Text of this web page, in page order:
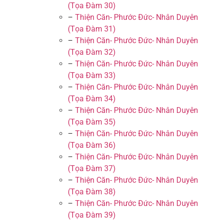
(Tọa Đàm 30)
– Thiện Căn- Phước Đức- Nhân Duyên
(Tọa Đàm 31)
– Thiện Căn- Phước Đức- Nhân Duyên
(Tọa Đàm 32)
– Thiện Căn- Phước Đức- Nhân Duyên
(Tọa Đàm 33)
– Thiện Căn- Phước Đức- Nhân Duyên
(Tọa Đàm 34)
– Thiện Căn- Phước Đức- Nhân Duyên
(Tọa Đàm 35)
– Thiện Căn- Phước Đức- Nhân Duyên
(Tọa Đàm 36)
– Thiện Căn- Phước Đức- Nhân Duyên
(Tọa Đàm 37)
– Thiện Căn- Phước Đức- Nhân Duyên
(Tọa Đàm 38)
– Thiện Căn- Phước Đức- Nhân Duyên
(Tọa Đàm 39)